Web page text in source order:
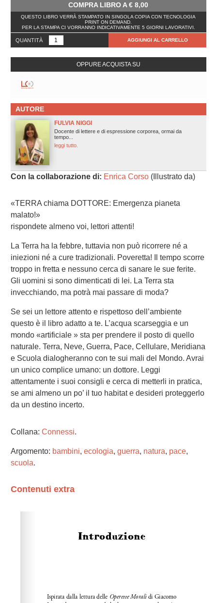
COMPRA LIBRO A€ 8,00
QUESTO LIBRO VERRÀ STAMPATO IN SINGOLA COPIA CON TECNOLOGIA
PRINT ON DEMAND.
PER LA STAMPA CI VORRANNO INDICATIVAMENTE 5 GIORNI LAVORATIVI.
QUANTITÀ AGGIUNGI AL CARRELLO
OPPURE ACQUISTA SU
AUTORE
FULVIA NIGGI
Docente di lettere e di espressione corporea, ormai da
tempo...
leggi tutto.
Con la collaborazione di: Enrica Corso(Illustrato da)
«TERRA chiama DOTTORE: Emergenza pianeta
malato!»
rispondete almeno voi, lettori attenti!
La Terra ha la febbre, tuttavia non può ricorrere né a
iniezioni né a cure tradizionali. Poveretta! Il tempo scorre
troppo in fretta e nessuno cerca di sanare le sue ferite.
Gli uomini si sono dimenticati di lei. La Terra sta
invecchiando, ma potrà mai passare di moda?
Se sei un lettore attento e rispettoso dell’ambiente
questo è il libro adatto a te. L’acqua scarseggia e un
mondo «artificiale » sta per prendere il posto di quello
naturale. Terra, Neve, Guerra, Pace, Cellulare, Meridiana
e Scuola dialogheranno con te sui mali del Mondo. Avrai
un unico complice umano: un dottore. Leggi
attentamente i suoi consigli e cerca di metterli in pratica,
se ami almeno un po’ il tuo habitat e desideri proteggerlo
da un destino incerto.
Collana: Connessi.
Argomento: bambini, ecologia, guerra, natura, pace,
scuola.
Contenuti extra
documentation.